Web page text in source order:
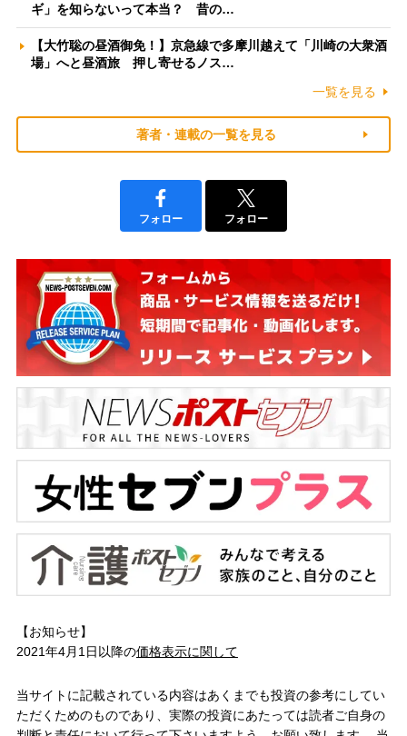
ギ」を知らないって本当？ 昔の…
【大竹聡の昼酒御免！】京急線で多摩川越えて「川崎の大衆酒
場」へと昼酒旅 押し寄せるノス…
一覧を見る
著者・連載の一覧を見る
フォロー フォロー
【お知らせ】
2021年4月1日以降の価格表示に関して
当サイトに記載されている内容はあくまでも投資の参考にしてい
ただくためのものであり、実際の投資にあたっては読者ご自身の